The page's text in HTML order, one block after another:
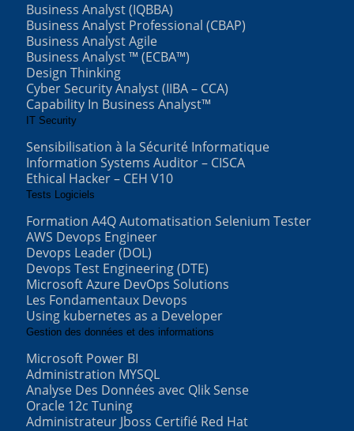
Business Analyst (IQBBA)
Business Analyst Professional (CBAP)
Business Analyst Agile
Business Analyst ™ (ECBA™)
Design Thinking
Cyber Security Analyst (IIBA – CCA)
Capability In Business Analyst™
IT Security
Sensibilisation à la Sécurité Informatique
Information Systems Auditor – CISCA
Ethical Hacker – CEH V10
Tests Logiciels
Formation A4Q Automatisation Selenium Tester
AWS Devops Engineer
Devops Leader (DOL)
Devops Test Engineering (DTE)
Microsoft Azure DevOps Solutions
Les Fondamentaux Devops
Using kubernetes as a Developer
Gestion des données et des informations
Microsoft Power BI
Administration MYSQL
Analyse Des Données avec Qlik Sense
Oracle 12c Tuning
Administrateur Jboss Certifié Red Hat